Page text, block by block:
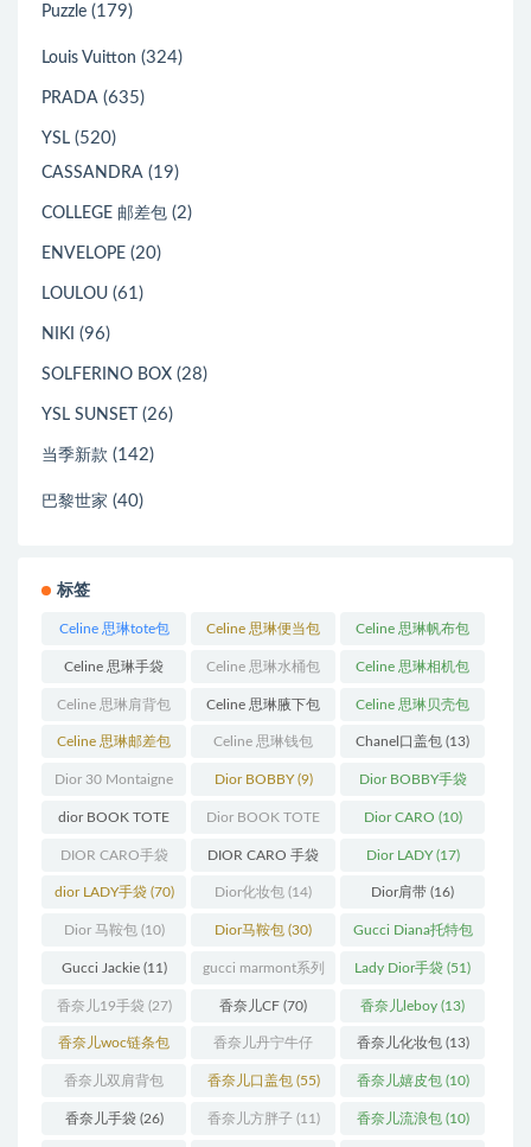
Puzzle (179)
Louis Vuitton (324)
PRADA (635)
YSL (520)
CASSANDRA (19)
COLLEGE 邮差包 (2)
ENVELOPE (20)
LOULOU (61)
NIKI (96)
SOLFERINO BOX (28)
YSL SUNSET (26)
当季新款 (142)
巴黎世家 (40)
标签
Celine 思琳tote包
(23)
Celine 思琳便当包
(14)
Celine 思琳帆布包
(18)
Celine 思琳手袋
(250)
Celine 思琳水桶包
(55)
Celine 思琳相机包
(11)
Celine 思琳肩背包
(12)
Celine 思琳腋下包
(10)
Celine 思琳贝壳包
(12)
Celine 思琳邮差包
(13)
Celine 思琳钱包
(10)
Chanel口盖包 (13)
Dior 30 Montaigne
蒙田(31)
Dior BOBBY(9) Dior BOBBY手袋
(26)
dior BOOK TOTE
(12)
Dior BOOK TOTE
手袋(163)
Dior CARO (10)
DIOR CARO手袋
(11)
DIOR CARO 手袋
(31)
Dior LADY(17)
dior LADY手袋(70) Dior化妆包 (14) Dior肩带 (16)
Dior 马鞍包(10) Dior马鞍包 (30) Gucci Diana托特包
(11)
Gucci Jackie(11) gucci marmont系列
(19)
Lady Dior手袋 (51)
香奈儿19手袋 (27) 香奈儿CF (70) 香奈儿leboy (13)
香奈儿woc链条包
(11)
香奈儿丹宁牛仔
(12)
香奈儿化妆包(13)
香奈儿双肩背包
(13)
香奈儿口盖包(55) 香奈儿嬉皮包(10)
香奈儿手袋(26) 香奈儿方胖子(11) 香奈儿流浪包(10)